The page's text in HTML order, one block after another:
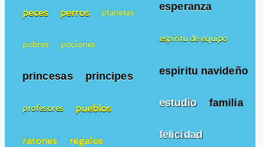
esperanza
espiritu de equipo
espiritu navideño
estudio familia
felicidad
peces perros planetas
pobres pociones
princesas principes
profesores pueblos
ratones regalos